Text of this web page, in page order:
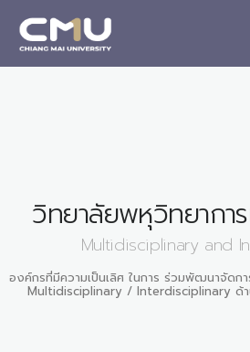
วิทยาลัยพหุวิทยากา
Multidisciplinary and
องค์กรที่มีความเป็นเลิศ ในการ ร่วมพัฒนาจัดก
Multidisciplinary / Interdisciplinary ด้า